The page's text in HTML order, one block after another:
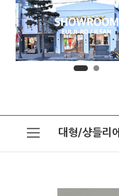
대형/샹들리에